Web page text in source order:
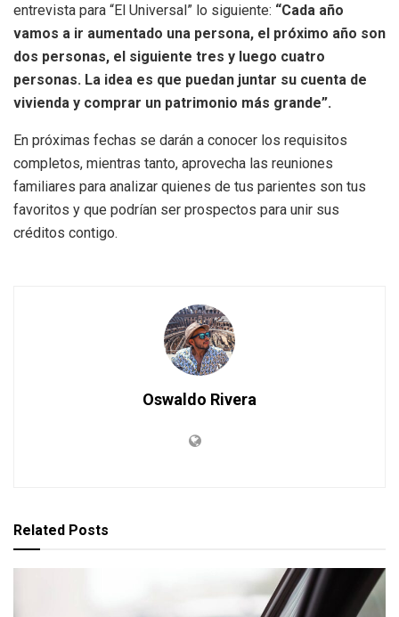
entrevista para “El Universal” lo siguiente: “Cada año
vamos a ir aumentado una persona, el próximo año son
dos personas, el siguiente tres y luego cuatro
personas. La idea es que puedan juntar su cuenta de
vivienda y comprar un patrimonio más grande”.
En próximas fechas se darán a conocer los requisitos
completos, mientras tanto, aprovecha las reuniones
familiares para analizar quienes de tus parientes son tus
favoritos y que podrían ser prospectos para unir sus
créditos contigo.
Oswaldo Rivera
Related Posts